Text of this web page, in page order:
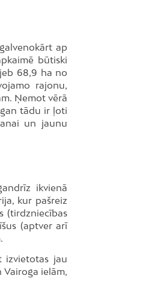
ap
būtiski
68,9 ha no
rajonu,
Ņemot vērā
tādu ir ļoti
un jaunu
ikvienā
kur pašreiz
(tirdzniecības
(aptver arī
izvietotas jau
ielām,